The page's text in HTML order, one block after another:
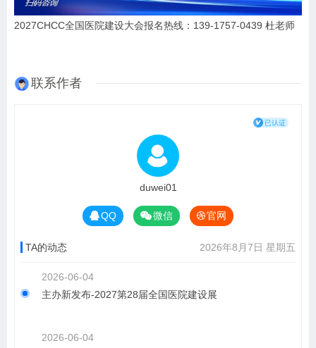
2027CHCC全国医院建设大会报名热线：139-1757-0439 杜老师
联系作者
duwei01
QQ 微信 官网
TA的动态 2026年8月7日 星期五
2026-06-04
主办新发布-2027第28届全国医院建设展
2026-06-04